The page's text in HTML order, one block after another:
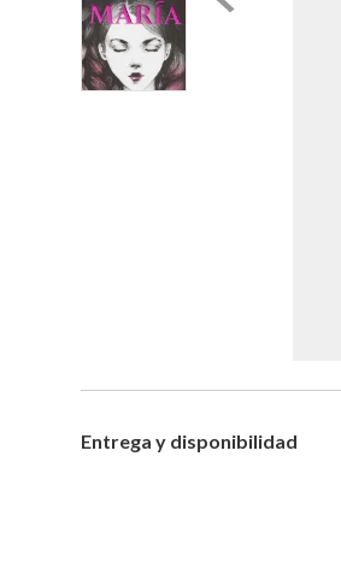
Entrega y disponibilidad